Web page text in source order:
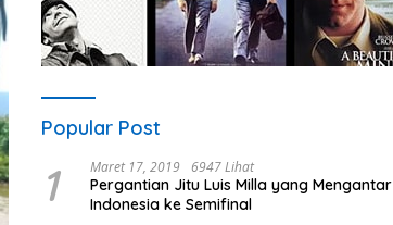
Popular Post
1 Maret 17, 2019 6947 Lihat
Pergantian Jitu Luis Milla yang Mengantar
Indonesia ke Semifinal